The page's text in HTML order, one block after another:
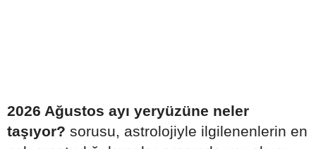
2026 Ağustos ayı yeryüzüne neler
taşıyor? sorusu, astrolojiyle ilgilenenlerin en